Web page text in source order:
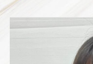
MONSERRAT